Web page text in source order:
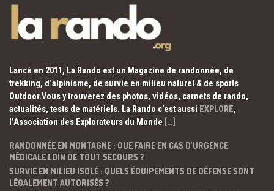
Lancé en 2011, La Rando est un Magazine de randonnée, de
trekking, d’alpinisme, de survie en milieu naturel & de sports
Outdoor.Vous y trouverez des photos, vidéos, carnets de rando,
actualités, tests de matériels. La Rando c’est aussi EXPLORE,
l’Association des Explorateurs du Monde […]
RANDONNÉE EN MONTAGNE : QUE FAIRE EN CAS D’URGENCE
MÉDICALE LOIN DE TOUT SECOURS ?
SURVIE EN MILIEU ISOLÉ : QUELS ÉQUIPEMENTS DE DÉFENSE SONT
LÉGALEMENT AUTORISÉS ?